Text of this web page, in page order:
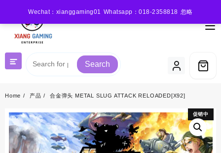
Wechat：xianggaming01 Whatsapp：018-2358818 忽略
content
Search
Home 产品 合金弹头 METAL SLUG ATTACK RELOADED[X92]
促销中
促销中